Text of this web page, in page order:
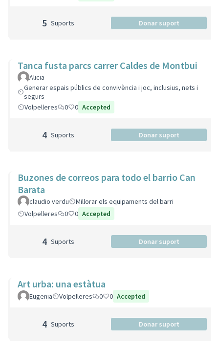
5 Suports Donar suport
Tanca fusta parcs carrer Caldes de Montbui
Alicia
Generar espais públics de convivència i joc, inclusius, nets i
segurs
Volpelleres
0 0 Accepted
4 Suports Donar suport
Buzones de correos para todo el barrio Can
Barata
claudio verdu
Millorar els equipaments del barri
Volpelleres
0 0 Accepted
4 Suports Donar suport
Art urba: una estàtua
Eugenia Volpelleres 0 0 Accepted
4 Suports Donar suport